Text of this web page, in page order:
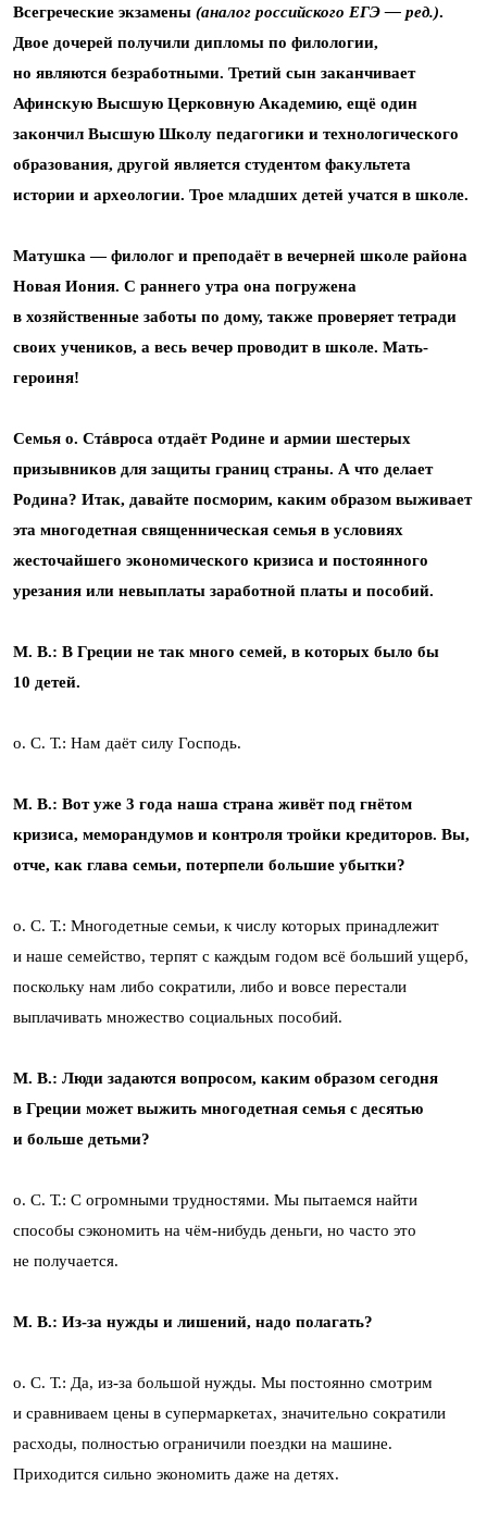
Всегреческие экзамены (аналог российского ЕГЭ — ред.).
Двое дочерей получили дипломы по филологии,
но являются безработными. Третий сын заканчивает
Афинскую Высшую Церковную Академию, ещё один
закончил Высшую Школу педагогики и технологического
образования, другой является студентом факультета
истории и археологии. Трое младших детей учатся в школе.
Матушка — филолог и преподаёт в вечерней школе района
Новая Иония. С раннего утра она погружена
в хозяйственные заботы по дому, также проверяет тетради
своих учеников, а весь вечер проводит в школе. Мать-
героиня!
Семья о. Стáвроса отдаёт Родине и армии шестерых
призывников для защиты границ страны. А что делает
Родина? Итак, давайте посморим, каким образом выживает
эта многодетная священническая семья в условиях
жесточайшего экономического кризиса и постоянного
урезания или невыплаты заработной платы и пособий.
М. В.: В Греции не так много семей, в которых было бы
10 детей.
о. С. Т.: Нам даёт силу Господь.
М. В.: Вот уже 3 года наша страна живёт под гнётом
кризиса, меморандумов и контроля тройки кредиторов. Вы,
отче, как глава семьи, потерпели большие убытки?
о. С. Т.: Многодетные семьи, к числу которых принадлежит
и наше семейство, терпят с каждым годом всё больший ущерб,
поскольку нам либо сократили, либо и вовсе перестали
выплачивать множество социальных пособий.
М. В.: Люди задаются вопросом, каким образом сегодня
в Греции может выжить многодетная семья с десятью
и больше детьми?
о. С. Т.: С огромными трудностями. Мы пытаемся найти
способы сэкономить на чём-нибудь деньги, но часто это
не получается.
М. В.: Из-за нужды и лишений, надо полагать?
о. С. Т.: Да, из-за большой нужды. Мы постоянно смотрим
и сравниваем цены в супермаркетах, значительно сократили
расходы, полностью ограничили поездки на машине.
Приходится сильно экономить даже на детях.